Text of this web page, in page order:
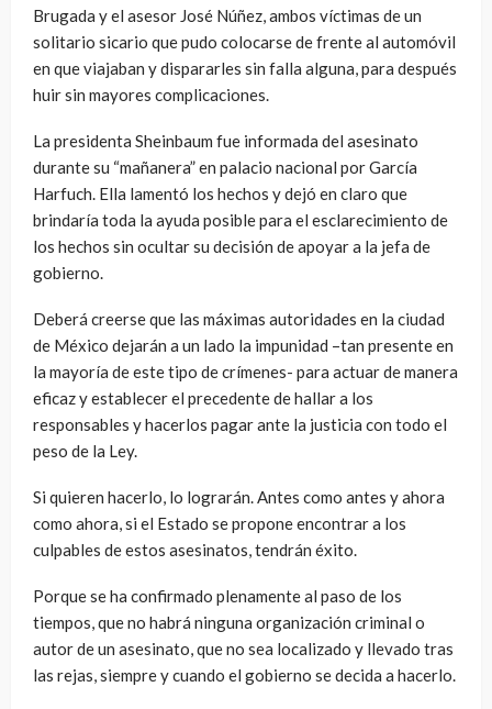
Brugada y el asesor José Núñez, ambos víctimas de un
solitario sicario que pudo colocarse de frente al automóvil
en que viajaban y dispararles sin falla alguna, para después
huir sin mayores complicaciones.
La presidenta Sheinbaum fue informada del asesinato
durante su “mañanera” en palacio nacional por García
Harfuch. Ella lamentó los hechos y dejó en claro que
brindaría toda la ayuda posible para el esclarecimiento de
los hechos sin ocultar su decisión de apoyar a la jefa de
gobierno.
Deberá creerse que las máximas autoridades en la ciudad
de México dejarán a un lado la impunidad –tan presente en
la mayoría de este tipo de crímenes- para actuar de manera
eficaz y establecer el precedente de hallar a los
responsables y hacerlos pagar ante la justicia con todo el
peso de la Ley.
Si quieren hacerlo, lo lograrán. Antes como antes y ahora
como ahora, si el Estado se propone encontrar a los
culpables de estos asesinatos, tendrán éxito.
Porque se ha confirmado plenamente al paso de los
tiempos, que no habrá ninguna organización criminal o
autor de un asesinato, que no sea localizado y llevado tras
las rejas, siempre y cuando el gobierno se decida a hacerlo.